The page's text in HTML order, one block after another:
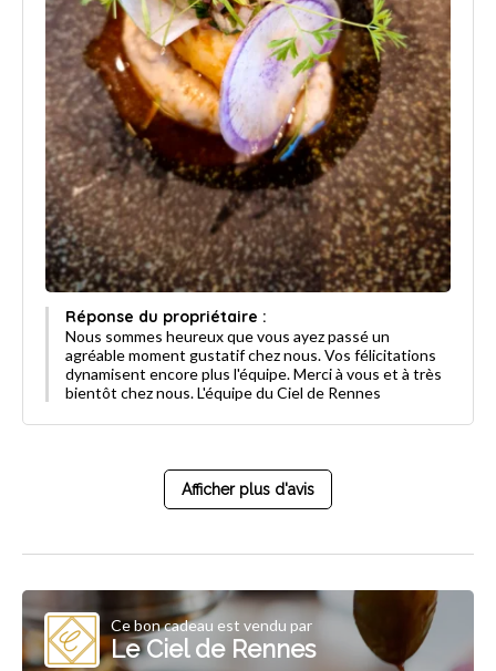
Réponse du propriétaire :
Nous sommes heureux que vous ayez passé un
agréable moment gustatif chez nous. Vos félicitations
dynamisent encore plus l'équipe. Merci à vous et à très
bientôt chez nous. L'équipe du Ciel de Rennes
Afficher plus d'avis
Ce bon cadeau est vendu par
Le Ciel de Rennes